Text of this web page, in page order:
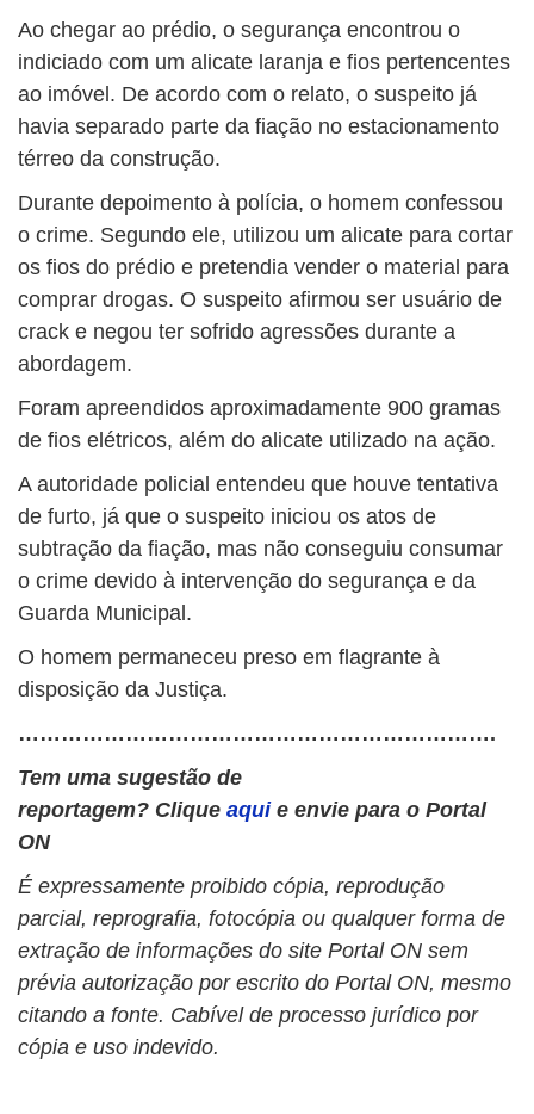
Ao chegar ao prédio, o segurança encontrou o
indiciado com um alicate laranja e fios pertencentes
ao imóvel. De acordo com o relato, o suspeito já
havia separado parte da fiação no estacionamento
térreo da construção.
Durante depoimento à polícia, o homem confessou
o crime. Segundo ele, utilizou um alicate para cortar
os fios do prédio e pretendia vender o material para
comprar drogas. O suspeito afirmou ser usuário de
crack e negou ter sofrido agressões durante a
abordagem.
Foram apreendidos aproximadamente 900 gramas
de fios elétricos, além do alicate utilizado na ação.
A autoridade policial entendeu que houve tentativa
de furto, já que o suspeito iniciou os atos de
subtração da fiação, mas não conseguiu consumar
o crime devido à intervenção do segurança e da
Guarda Municipal.
O homem permaneceu preso em flagrante à
disposição da Justiça.
………………………………………………………….
Tem uma sugestão de
reportagem? Clique aqui e envie para o Portal
ON
É expressamente proibido cópia, reprodução
parcial, reprografia, fotocópia ou qualquer forma de
extração de informações do site Portal ON sem
prévia autorização por escrito do Portal ON, mesmo
citando a fonte. Cabível de processo jurídico por
cópia e uso indevido.